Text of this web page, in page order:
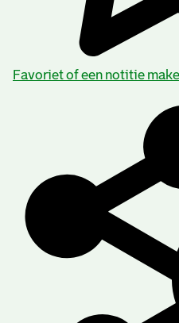
Nederlandsch
Maatschappij (per 1897
Lijn), per 1928 N.V., per
1974 + Holding) N.V., per
America Line Trust, per
Favoriet of een notitie